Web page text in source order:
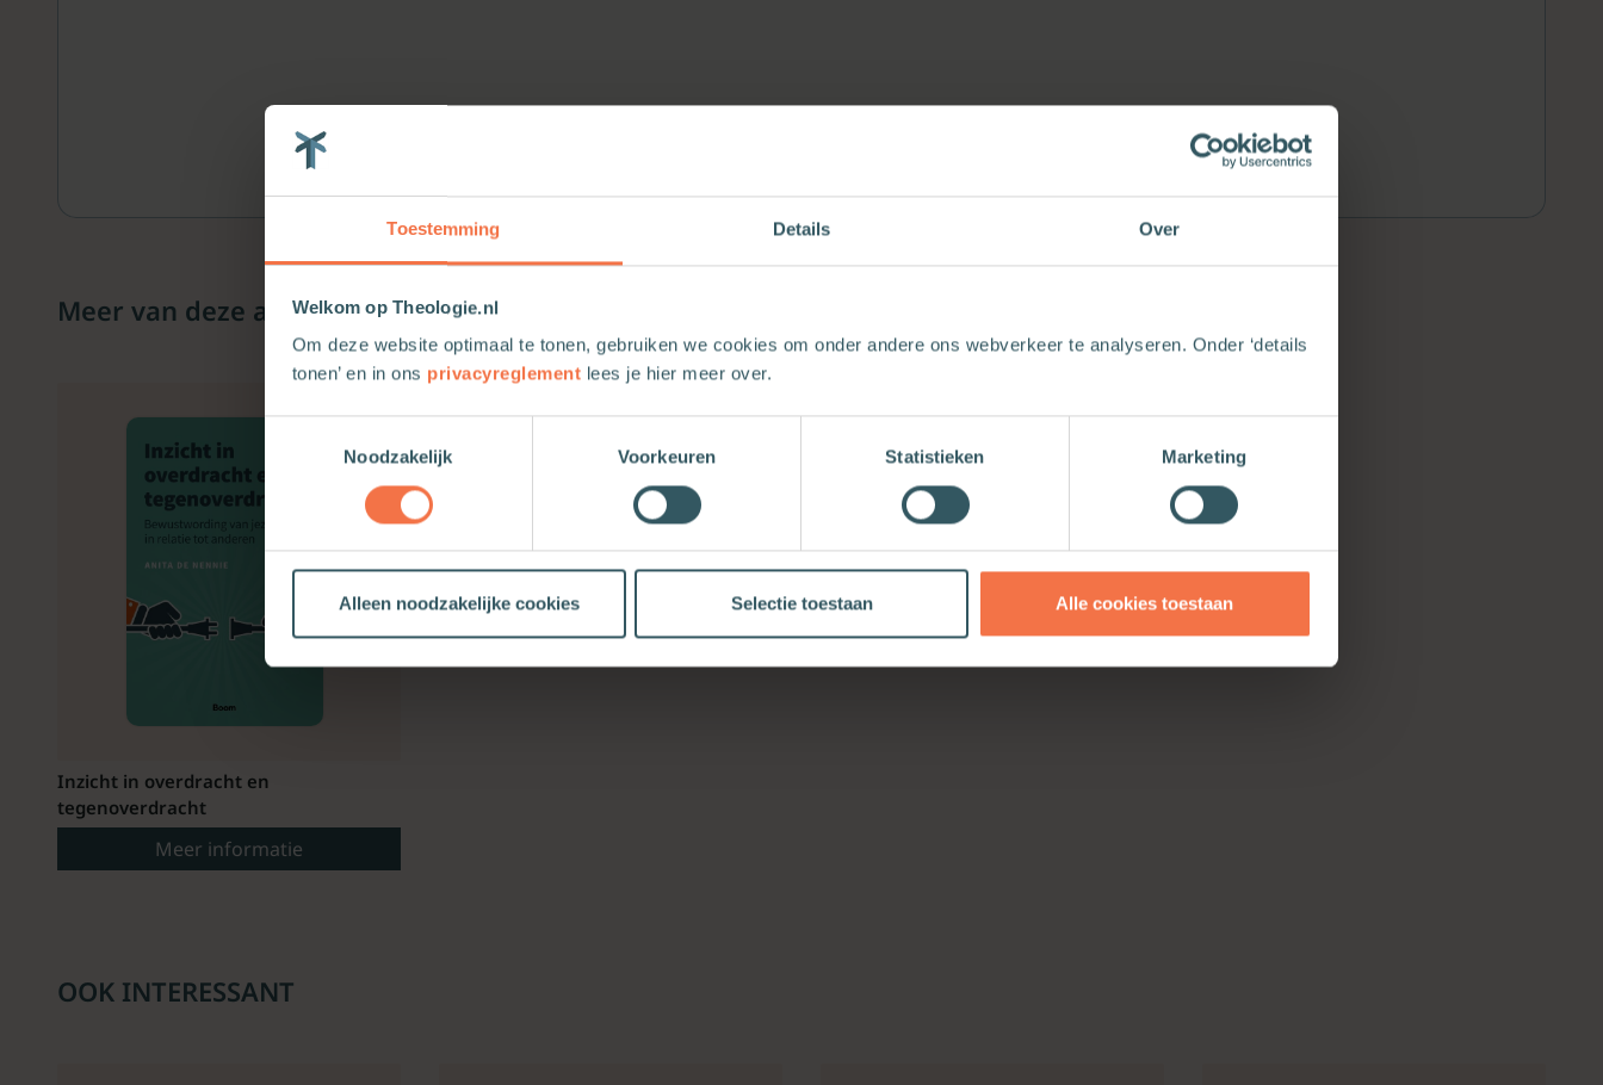
Toestemming Details Over
Welkom op Theologie.nl
Om deze website optimaal te tonen, gebruiken we cookies om onder andere ons webverkeer te analyseren. Onder ‘details
tonen’ en in ons privacyreglement lees je hier meer over.
Noodzakelijk
Voorkeuren Statistieken Marketing
Alleen noodzakelijke cookies Selectie toestaan Alle cookies toestaan
Meer van deze auteur
Inzicht in overdracht en
tegenoverdracht
Meer informatie
OOK INTERESSANT